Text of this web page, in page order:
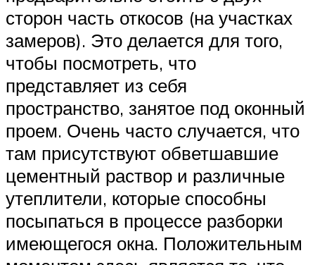
сторон часть откосов (на участках
замеров). Это делается для того,
чтобы посмотреть, что
представляет из себя
пространство, занятое под оконный
проем. Очень часто случается, что
там присутствуют обветшавшие
цементный раствор и различные
утеплители, которые способны
посыпаться в процессе разборки
имеющегося окна. Положительным